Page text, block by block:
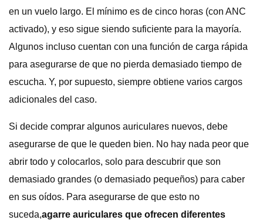
en un vuelo largo. El mínimo es de cinco horas (con ANC
activado), y eso sigue siendo suficiente para la mayoría.
Algunos incluso cuentan con una función de carga rápida
para asegurarse de que no pierda demasiado tiempo de
escucha. Y, por supuesto, siempre obtiene varios cargos
adicionales del caso.
Si decide comprar algunos auriculares nuevos, debe
asegurarse de que le queden bien. No hay nada peor que
abrir todo y colocarlos, solo para descubrir que son
demasiado grandes (o demasiado pequeños) para caber
en sus oídos. Para asegurarse de que esto no
suceda,agarre auriculares que ofrecen diferentes